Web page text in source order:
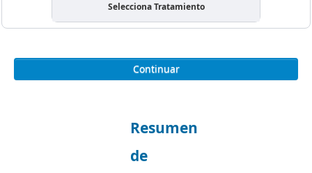
Selecciona Tratamiento
Continuar
Resumen
de